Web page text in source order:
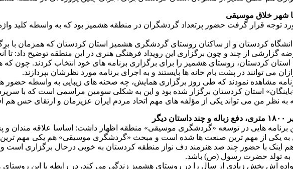
شهر خلاق موسیقی
در این ۲ ویژه برنامه مورد توجه قرار گرفت حضور پرتعداد گردشگران در منطقه هشمیز بود که به
کردستان و از ساکنان روستای گردشگری هشمیز استان کردستان که همزمان با
گزارشی از چند و چون برگزاری این رویداد فرهنگی هنری در این منطقه توضیح داد: تا
بعد از بازدید از ۱۴ روستای استان کردستان، روستای هشمیز را برای برگزاری برنامه های خود
می توانند در پشت بام خانه ها بایستند و به اجرای برنامه مورد نظرشان بپردازند.
مشاهده نمودند که طی روز برگزاری همایش، چه صحنه های زیبایی به واسطه حضور
استان کردستان برگزار شده بود و این به شکلی سومین مراسمی است که با
نظر من می تواند یکی از مؤلفه های مهم اتحاد مردم ایران عزیزمان و ارتقای حس هم
برنامه هایی در توسعه «گردشگری موسیقی» منطقه اظهار داشت: اساسا علاقه مندان
به یکی از مهم ترین صنعت ها شده است و مبحث «گردشگری موسیقی» هم یکی مهم ترین
اینک با حضور چند صد هنرمند دف نواز منطقه کردستان به خوبی درحال برگزاری است و
به تولد حضرت رسول (ص) باشد.